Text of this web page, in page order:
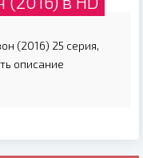
(2016) 25 серия,
описание